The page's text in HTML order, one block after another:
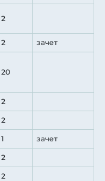
2
2 зачет
20
2
2
1 зачет
2
2